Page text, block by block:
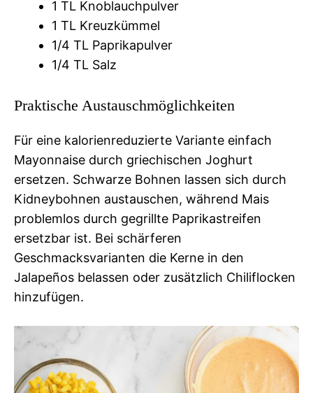
1 TL Knoblauchpulver
1 TL Kreuzkümmel
1/4 TL Paprikapulver
1/4 TL Salz
Praktische Austauschmöglichkeiten
Für eine kalorienreduzierte Variante einfach
Mayonnaise durch griechischen Joghurt
ersetzen. Schwarze Bohnen lassen sich durch
Kidneybohnen austauschen, während Mais
problemlos durch gegrillte Paprikastreifen
ersetzbar ist. Bei schärferen
Geschmacksvarianten die Kerne in den
Jalapeños belassen oder zusätzlich Chiliflocken
hinzufügen.